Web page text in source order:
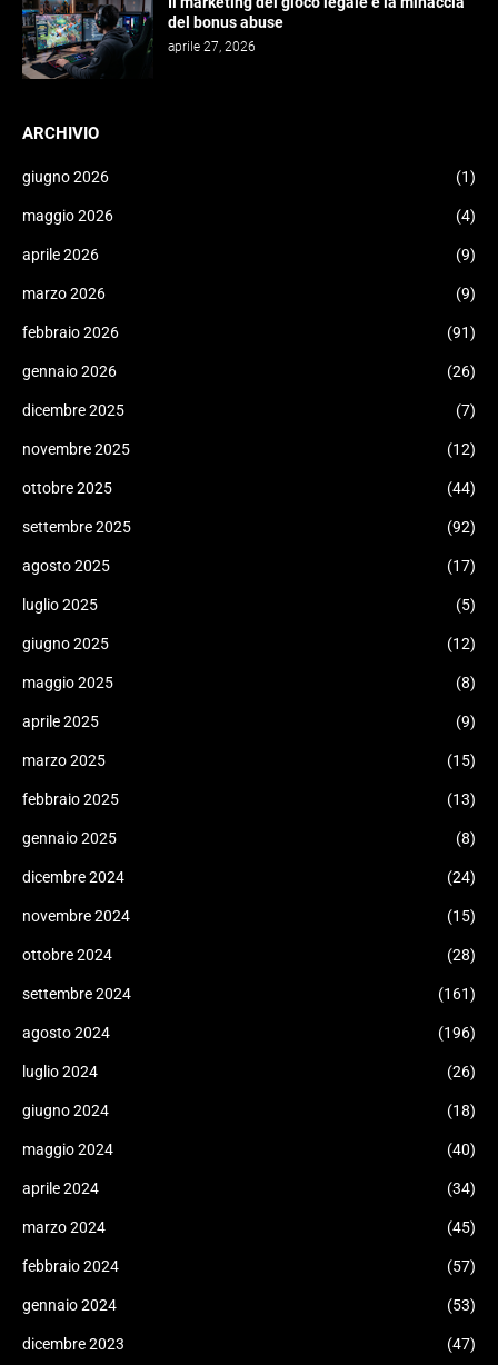
del bonus abuse
aprile 27, 2026
ARCHIVIO
giugno 2026 (1)
maggio 2026 (4)
aprile 2026 (9)
marzo 2026 (9)
febbraio 2026 (91)
gennaio 2026 (26)
dicembre 2025 (7)
novembre 2025 (12)
ottobre 2025 (44)
settembre 2025 (92)
agosto 2025 (17)
luglio 2025 (5)
giugno 2025 (12)
maggio 2025 (8)
aprile 2025 (9)
marzo 2025 (15)
febbraio 2025 (13)
gennaio 2025 (8)
dicembre 2024 (24)
novembre 2024 (15)
ottobre 2024 (28)
settembre 2024 (161)
agosto 2024 (196)
luglio 2024 (26)
giugno 2024 (18)
maggio 2024 (40)
aprile 2024 (34)
marzo 2024 (45)
febbraio 2024 (57)
gennaio 2024 (53)
dicembre 2023 (47)